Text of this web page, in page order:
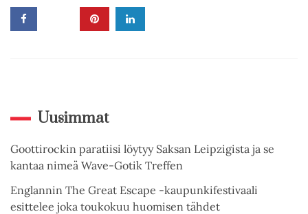
Uusimmat
Goottirockin paratiisi löytyy Saksan Leipzigista ja se
kantaa nimeä Wave-Gotik Treffen
Englannin The Great Escape -kaupunkifestivaali
esittelee joka toukokuu huomisen tähdet